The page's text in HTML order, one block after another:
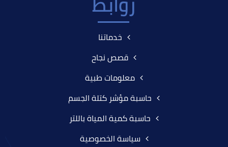
خدماتنا
قصص نجاح
معلومات طبية
حاسبة مؤشر كتلة الجسم
حاسبة كمية المياة باللتر
سياسة الخصوصية